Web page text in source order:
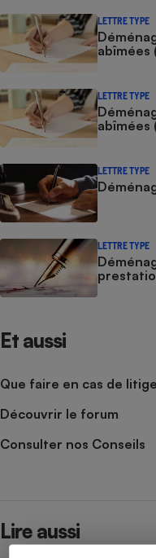
LETTRE TYPE
abîmées
LETTRE TYPE
abîmées
LETTRE TYPE
LETTRE TYPE
Et aussi
Que faire en cas de
Découvrir le forum
Consulter nos Conseils
Lire aussi